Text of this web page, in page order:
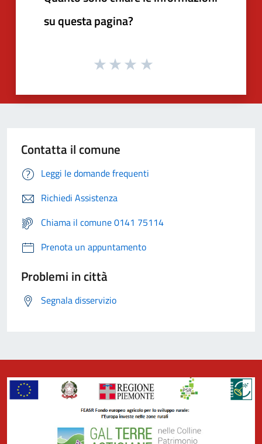
su questa pagina?
Contatta il comune
Leggi le domande frequenti
Richiedi Assistenza
Chiama il comune 0141 75114
Prenota un appuntamento
Problemi in città
Segnala disservizio